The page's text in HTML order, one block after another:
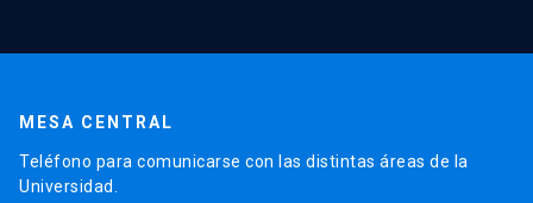
MESA CENTRAL
Teléfono para comunicarse con las distintas áreas de la
Universidad.